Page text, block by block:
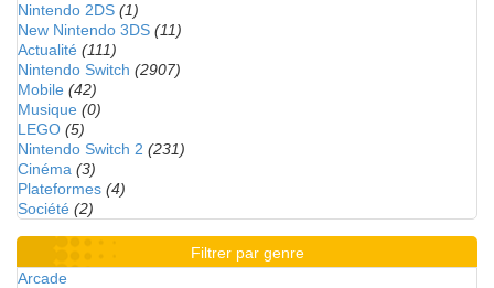
Nintendo 2DS (1)
New Nintendo 3DS (11)
Actualité (111)
Nintendo Switch (2907)
Mobile (42)
Musique (0)
LEGO (5)
Nintendo Switch 2 (231)
Cinéma (3)
Plateformes (4)
Société (2)
Filtrer par genre
Arcade